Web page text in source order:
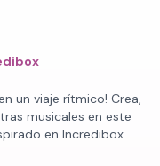
un viaje rítmico! Crea,
musicales en este
en Incredibox.